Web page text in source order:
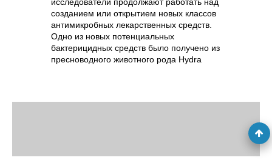
созданием или открытием новых классов
антимикробных лекарственных средств.
Одно из новых потенциальных
бактерицидных средств было получено из
пресноводного животного рода Hydra